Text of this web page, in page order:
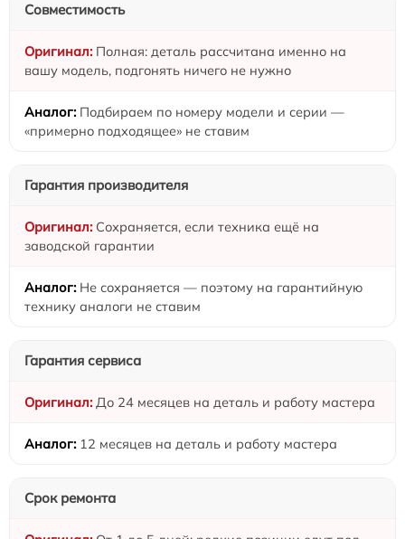
Совместимость
Полная: деталь рассчитана именно на
вашу модель, подгонять ничего не нужно
Подбираем по номеру модели и серии —
«примерно подходящее» не ставим
Гарантия производителя
Сохраняется, если техника ещё на
заводской гарантии
Не сохраняется — поэтому на гарантийную
технику аналоги не ставим
Гарантия сервиса
До 24 месяцев на деталь и работу мастера
12 месяцев на деталь и работу мастера
Срок ремонта